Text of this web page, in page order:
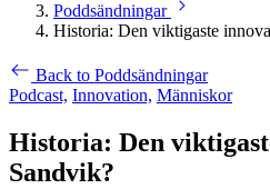
Poddsändningar
Historia: Den viktigaste
Back to Poddsändningar
Podcast, Innovation, Människor
Historia: Den
Sandvik?